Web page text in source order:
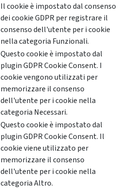
Il cookie è impostato dal consenso
dei cookie GDPR per registrare il
consenso dell'utente per i cookie
nella categoria Funzionali.
Questo cookie è impostato dal
plugin GDPR Cookie Consent. I
cookie vengono utilizzati per
memorizzare il consenso
dell'utente per i cookie nella
categoria Necessari.
Questo cookie è impostato dal
plugin GDPR Cookie Consent. Il
cookie viene utilizzato per
memorizzare il consenso
dell'utente per i cookie nella
categoria Altro.